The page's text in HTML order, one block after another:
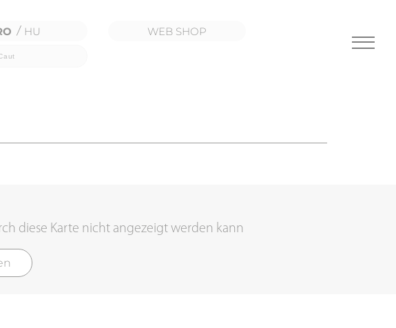
/ HU WEB SHOP
diese Karte nicht angezeigt werden kann